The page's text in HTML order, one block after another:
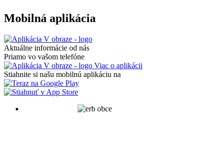
Mobilná aplikácia
Aktuálne informácie od nás
Priamo vo vašom telefóne
Viac o aplikácii
Stiahnite si našu mobilnú aplikáciu na